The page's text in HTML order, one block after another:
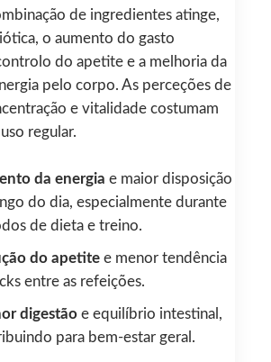
de ingredientes atinge,
o aumento do gasto
do apetite e a melhoria da
pelo corpo. As perceções de
e vitalidade costumam
regular.
da energia e maior disposição
do dia, especialmente durante
de dieta e treino.
do apetitee menor tendência
entre as refeições.
digestãoe equilíbrio intestinal,
para bem-estar geral.